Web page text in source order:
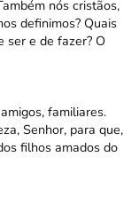
nós cristãos,
definimos? Quais
ser e de fazer? O
familiares.
Senhor, para que,
filhos amados do